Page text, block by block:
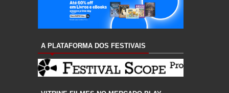
A PLATAFORMA DOS FESTIVAIS